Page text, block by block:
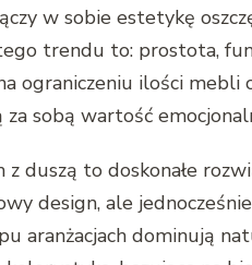
w sobie estetykę
trendu to: prostota,
ograniczeniu ilości
za sobą wartość
z duszą to doskonałe
design, ale
aranżacjach dominują